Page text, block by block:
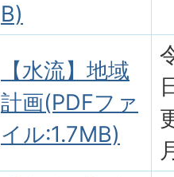
B)
【水流】地域
計画(PDFファ
イル:1.7MB)